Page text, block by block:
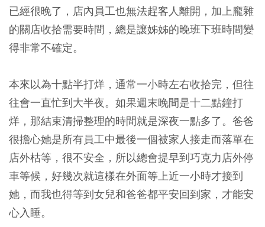
已經很晚了，店內員工也無法趕客人離開，加上龐雜
的關店收拾需要時間，總是讓姊姊的晚班下班時間變
得非常不確定。
本來以為十點半打烊，通常一小時左右收拾完，但往
往會一直忙到大半夜。如果週末晚間是十二點鐘打
烊，那結束清掃整理的時間就是深夜一點多了。爸爸
很擔心她是所有員工中最後一個被家人接走而落單在
店外枯等，很不安全，所以總會提早到巧克力店外停
車等候，好幾次就這樣在外面等上近一小時才接到
她，而我也得等到女兒和爸爸都平安回到家，才能安
心入睡。